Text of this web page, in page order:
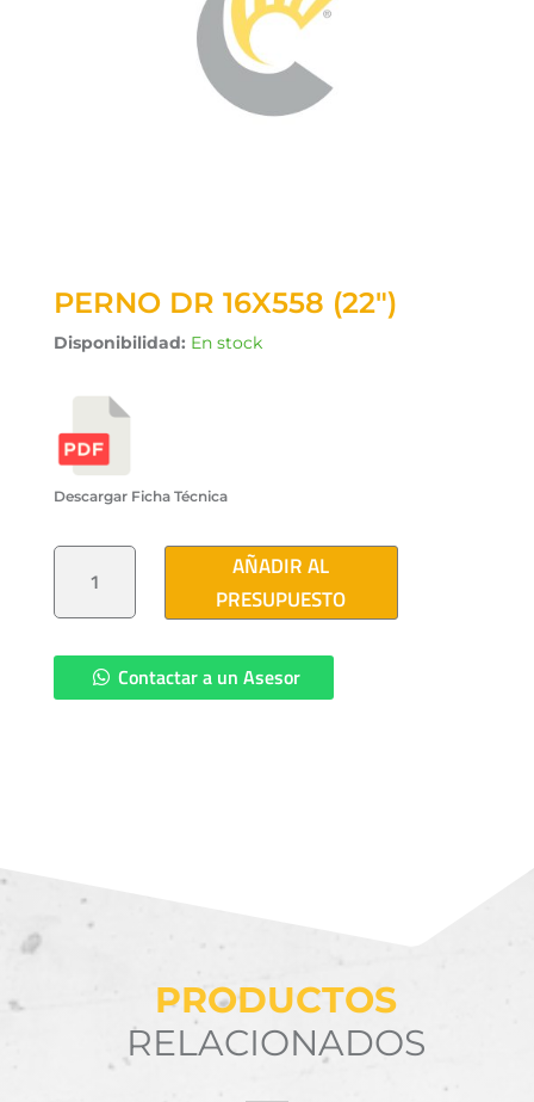
PERNO DR 16X558 (22″)
Disponibilidad: En stock
Descargar Ficha Técnica
PERNO
16X558
CANTIDAD
AÑADIR AL
PRESUPUESTO
Contactar a un Asesor
PRODUCTOS
RELACIONADOS